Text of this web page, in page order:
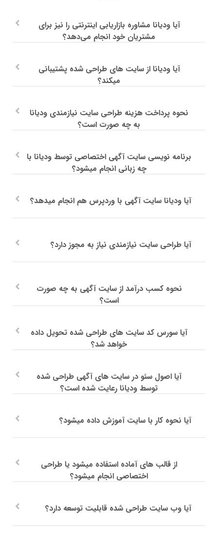
آیا ودیانا مشاوره بازاریابی اینترنتی را نیز برای
مشتریان خود انجام می‌دهد؟
آیا ودیانا از سایت های طراحی شده پشتیبانی
میکند؟
نحوه پرداخت هزینه طراحی سایت نیازمندی ودیانا
به چه صورت است؟
برنامه نویسی سایت آگهی اختصاصی توسط ودیانا با
چه زبانی انجام میشود؟
آیا ودیانا سایت آگهی با وردپرس هم انجام میدهد؟
آیا طراحی سایت نیازمندی نیاز به مجوز دارد؟
نحوه کسب درآمد از سایت آگهی به چه صورت
است؟
آیا سورس کد سایت های طراحی شده تحویل داده
خواهد شد؟
آیا اصول سئو در سایت های آگهی طراحی شده
توسط ودیانا رعایت شده است؟
آیا نحوه کار با سایت آموزش داده میشود؟
از قالب های آماده استفاده میشود یا طراحی
اختصاصی انجام میشود؟
آیا وب سایت طراحی شده قابلیت توسعه دارد؟